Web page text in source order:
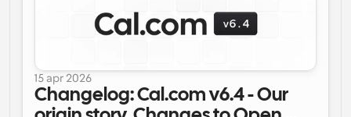
15 apr 2026
Changelog: Cal.com v6.4 - Our